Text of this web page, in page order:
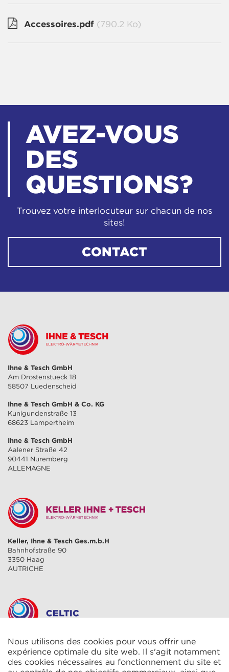
Accessoires.pdf (790.2 Ko)
AVEZ-VOUS
DES
QUESTIONS?
Trouvez votre interlocuteur sur chacun de nos
sites!
CONTACT
Ihne & Tesch GmbH
Am Drostenstueck 18
58507 Luedenscheid
Ihne & Tesch GmbH & Co. KG
Kunigundenstraße 13
68623 Lampertheim
Ihne & Tesch GmbH
Aalener Straße 42
90441 Nuremberg
ALLEMAGNE
Keller, Ihne & Tesch Ges.m.b.H
Bahnhofstraße 90
3350 Haag
AUTRICHE
CELTIC S.A.R.L.
2 Rue René Cassin
ZAC La Villette-aux-Aulnes
77290 Mitry-Mory
Nous utilisons des cookies pour vous offrir une
expérience optimale du site web. Il s'agit notamment
des cookies nécessaires au fonctionnement du site et